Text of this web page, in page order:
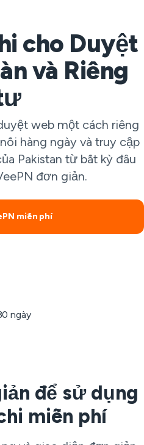
cho Duyệt
và Riêng
web một cách riêng
hàng ngày và truy cập
Pakistan từ bất kỳ đâu
đơn giản.
miễn phí
ngày
để sử dụng
miễn phí